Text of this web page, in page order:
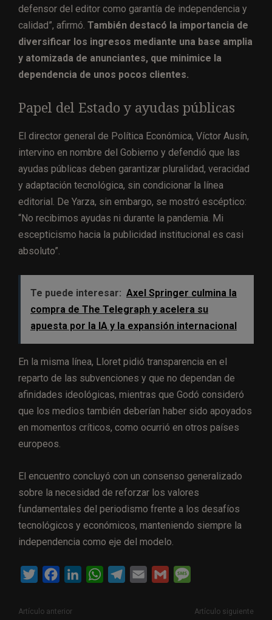
defensor del editor como garantía de independencia y
calidad”, afirmó. También destacó la importancia de
diversificar los ingresos mediante una base amplia
y atomizada de anunciantes, que minimice la
dependencia de unos pocos clientes.
Papel del Estado y ayudas públicas
El director general de Política Económica, Víctor Ausín,
intervino en nombre del Gobierno y defendió que las
ayudas públicas deben garantizar pluralidad, veracidad
y adaptación tecnológica, sin condicionar la línea
editorial. De Yarza, sin embargo, se mostró escéptico:
“No recibimos ayudas ni durante la pandemia. Mi
escepticismo hacia la publicidad institucional es casi
absoluto”.
Te puede interesar: Axel Springer culmina la
compra de The Telegraph y acelera su
apuesta por la IA y la expansión internacional
En la misma línea, Lloret pidió transparencia en el
reparto de las subvenciones y que no dependan de
afinidades ideológicas, mientras que Godó consideró
que los medios también deberían haber sido apoyados
en momentos críticos, como ocurrió en otros países
europeos.
El encuentro concluyó con un consenso generalizado
sobre la necesidad de reforzar los valores
fundamentales del periodismo frente a los desafíos
tecnológicos y económicos, manteniendo siempre la
independencia como eje del modelo.
i
c
W
s
Artículo anterior Artículo siguiente